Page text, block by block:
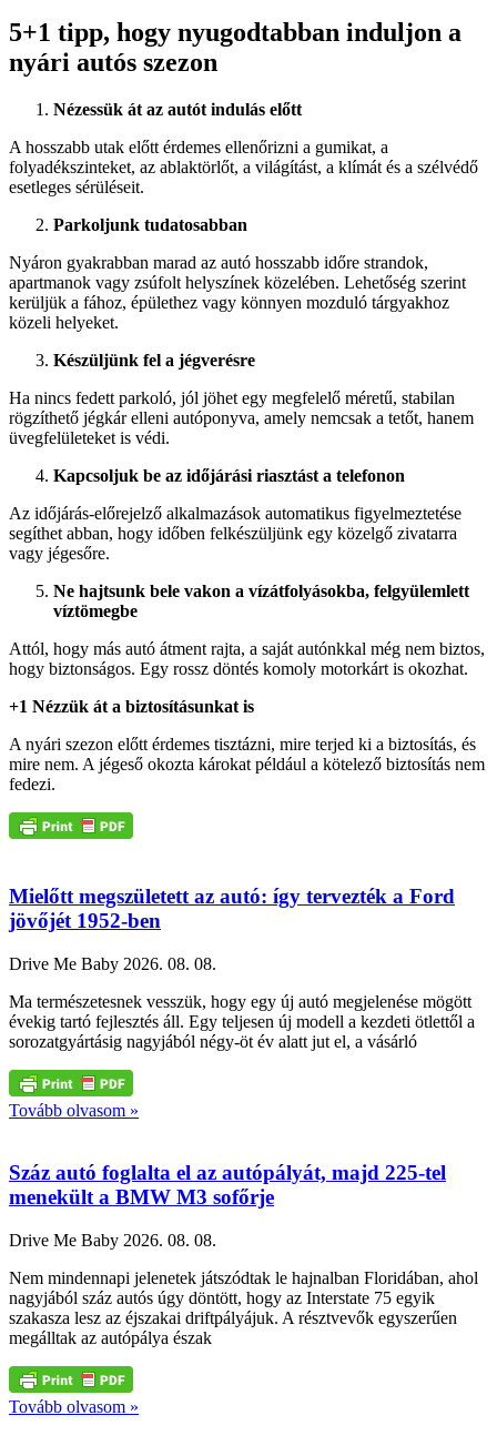
5+1 tipp, hogy nyugodtabban induljon a
nyári autós szezon
Nézessük át az autót indulás előtt
A hosszabb utak előtt érdemes ellenőrizni a gumikat, a
folyadékszinteket, az ablaktörlőt, a világítást, a klímát és a szélvédő
esetleges sérüléseit.
Parkoljunk tudatosabban
Nyáron gyakrabban marad az autó hosszabb időre strandok,
apartmanok vagy zsúfolt helyszínek közelében. Lehetőség szerint
kerüljük a fához, épülethez vagy könnyen mozduló tárgyakhoz
közeli helyeket.
Készüljünk fel a jégverésre
Ha nincs fedett parkoló, jól jöhet egy megfelelő méretű, stabilan
rögzíthető jégkár elleni autóponyva, amely nemcsak a tetőt, hanem
üvegfelületeket is védi.
Kapcsoljuk be az időjárási riasztást a telefonon
Az időjárás-előrejelző alkalmazások automatikus figyelmeztetése
segíthet abban, hogy időben felkészüljünk egy közelgő zivatarra
vagy jégesőre.
Ne hajtsunk bele vakon a vízátfolyásokba, felgyülemlett
víztömegbe
Attól, hogy más autó átment rajta, a saját autónkkal még nem biztos,
hogy biztonságos. Egy rossz döntés komoly motorkárt is okozhat.
+1 Nézzük át a biztosításunkat is
A nyári szezon előtt érdemes tisztázni, mire terjed ki a biztosítás, és
mire nem. A jégeső okozta károkat például a kötelező biztosítás nem
fedezi.
Mielőtt megszületett az autó: így tervezték a Ford
jövőjét 1952-ben
Drive Me Baby 2026. 08. 08.
Ma természetesnek vesszük, hogy egy új autó megjelenése mögött
évekig tartó fejlesztés áll. Egy teljesen új modell a kezdeti ötlettől a
sorozatgyártásig nagyjából négy-öt év alatt jut el, a vásárló
Tovább olvasom »
Száz autó foglalta el az autópályát, majd 225-tel
menekült a BMW M3 sofőrje
Drive Me Baby 2026. 08. 08.
Nem mindennapi jelenetek játszódtak le hajnalban Floridában, ahol
nagyjából száz autós úgy döntött, hogy az Interstate 75 egyik
szakasza lesz az éjszakai driftpályájuk. A résztvevők egyszerűen
megálltak az autópálya észak
Tovább olvasom »